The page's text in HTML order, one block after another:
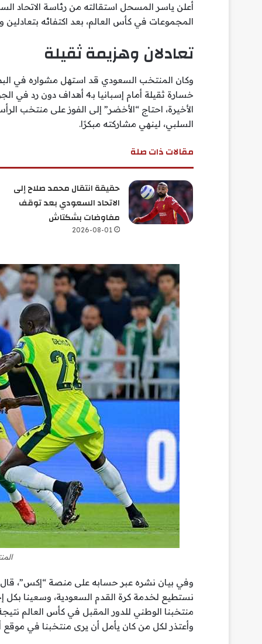
أعلن ياسر المسحل استقالته من رئاسة الاتحاد
المجموعات في كأس العالم، بعد اكتفائه
تعادلان وهزيمة ثقيلة
خسارة ثقيلة أمام إسبانيا
السلبي، لينهي مشاركته مبكرًا.
مقالات ذات صلة
حقيقة انتقال محمد صلاح إلى
الاتحاد السعودي بعد توقف
مفاوضات بشكتاش
2026-08-01
وفي بيان نشره عبر حسابه على منصة “إكس”، قال
نستطيع لخدمة كرة القدم السعودية، وسعينا بكل
منتخبنا الوطني للدور المقبل في كأس العالم
وأعتذر لكل من كان يأمل أن يرى منتخبنا في